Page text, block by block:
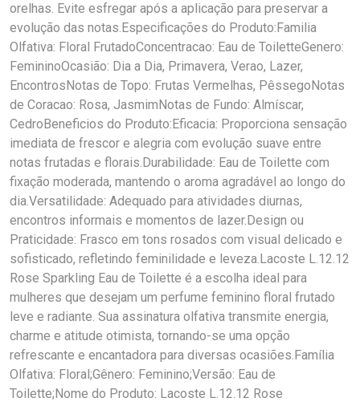
orelhas. Evite esfregar após a aplicação para preservar a
evolução das notas.Especificações do Produto:Familia
Olfativa: Floral FrutadoConcentracao: Eau de ToiletteGenero:
FemininoOcasião: Dia a Dia, Primavera, Verao, Lazer,
EncontrosNotas de Topo: Frutas Vermelhas, PêssegoNotas
de Coracao: Rosa, JasmimNotas de Fundo: Almíscar,
CedroBeneficios do Produto:Eficacia: Proporciona sensação
imediata de frescor e alegria com evolução suave entre
notas frutadas e florais.Durabilidade: Eau de Toilette com
fixação moderada, mantendo o aroma agradável ao longo do
dia.Versatilidade: Adequado para atividades diurnas,
encontros informais e momentos de lazer.Design ou
Praticidade: Frasco em tons rosados com visual delicado e
sofisticado, refletindo feminilidade e leveza.Lacoste L.12.12
Rose Sparkling Eau de Toilette é a escolha ideal para
mulheres que desejam um perfume feminino floral frutado
leve e radiante. Sua assinatura olfativa transmite energia,
charme e atitude otimista, tornando-se uma opção
refrescante e encantadora para diversas ocasiões.Família
Olfativa: Floral;Gênero: Feminino;Versão: Eau de
Toilette;Nome do Produto: Lacoste L.12.12 Rose